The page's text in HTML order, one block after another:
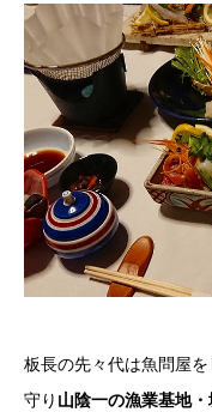
板長の先々代は魚問屋
守り 山陰一の漁業基地